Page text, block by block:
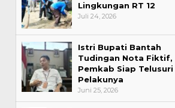
Lingkungan RT 12
Juli 24, 2026
Istri Bupati Bantah
Tudingan Nota Fiktif,
Pemkab Siap Telusuri
Pelakunya
Juni 25, 2026